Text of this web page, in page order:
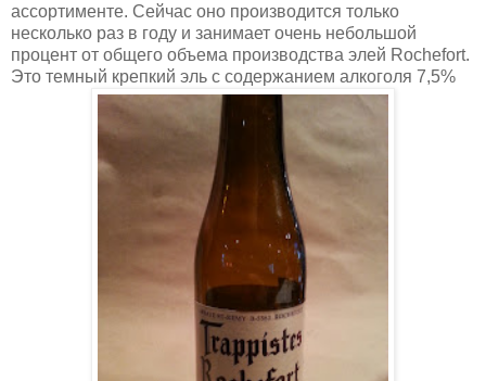
ассортименте. Сейчас оно производится только
несколько раз в году и занимает очень небольшой
процент от общего объема производства элей Rochefort.
Это темный крепкий эль с содержанием алкоголя 7,5%